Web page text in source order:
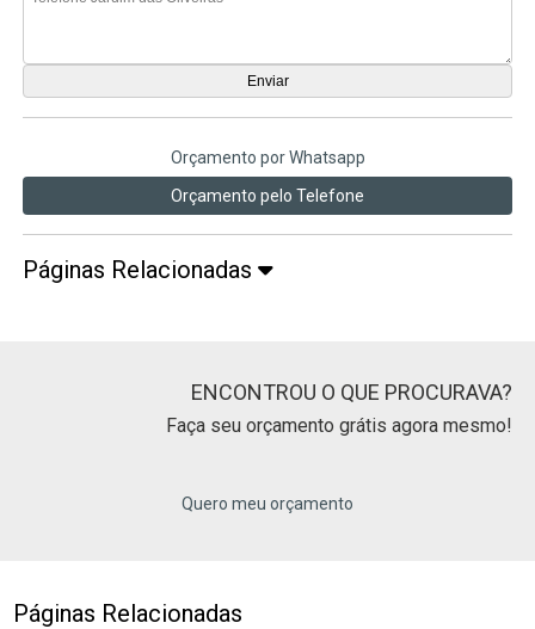
Orçamento por Whatsapp
Orçamento pelo Telefone
Páginas Relacionadas
ENCONTROU O QUE PROCURAVA?
Faça seu orçamento grátis agora mesmo!
Quero meu orçamento
Páginas Relacionadas